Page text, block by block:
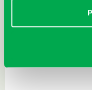
Sprievodca po hviezdnej